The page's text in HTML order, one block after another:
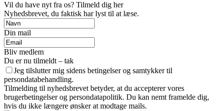
Vil du have nyt fra os? Tilmeld dig her
Nyhedsbrevet, du faktisk har lyst til at læse.
Din mail
Bliv medlem
Du er nu tilmeldt – tak
Jeg tilslutter mig sidens betingelser og samtykker til
persondatabehandling.
Tilmelding til nyhedsbrevet betyder, at du accepterer vores
brugerbetingelser og persondatapolitik. Du kan nemt framelde dig,
hvis du ikke længere ønsker at modtage mails.